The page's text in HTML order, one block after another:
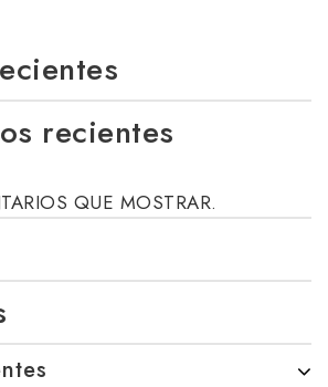
recientes
QUE MOSTRAR.